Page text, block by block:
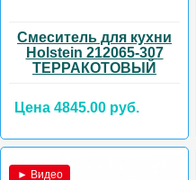
Смеситель для кухни
Holstein 212065-307
ТЕРРАКОТОВЫЙ
Цена 4845.00 руб.
► Видео